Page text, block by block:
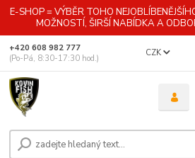
E-SHOP = VÝBĚR TOHO
MOŽNOSTÍ, ŠIRŠÍ NABÍDKA A
CZK
+420 608 982 777
(Po-Pá, 8:30-17:30 hod.)